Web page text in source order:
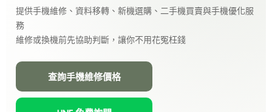
提供手機維修、資料移轉、新機選購、二手機買賣與手機優化服
務
維修或換機前先協助判斷，讓你不用花冤枉錢
查詢手機維修價格